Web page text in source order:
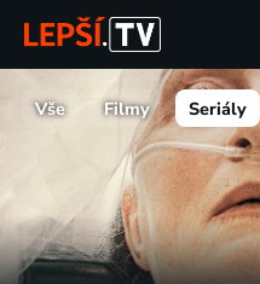
Vše Filmy Seriály